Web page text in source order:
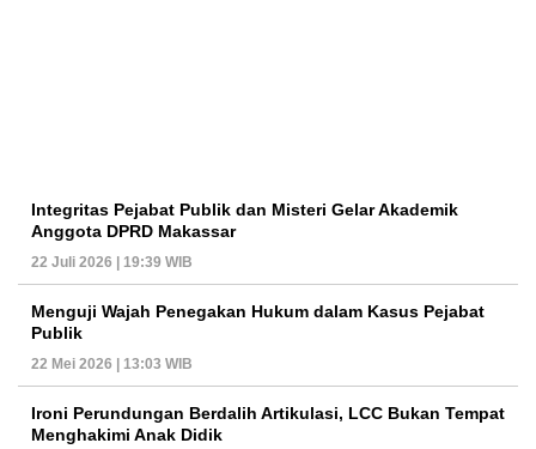
Integritas Pejabat Publik dan Misteri Gelar Akademik
Anggota DPRD Makassar
22 Juli 2026 | 19:39 WIB
Menguji Wajah Penegakan Hukum dalam Kasus Pejabat
Publik
22 Mei 2026 | 13:03 WIB
Ironi Perundungan Berdalih Artikulasi, LCC Bukan Tempat
Menghakimi Anak Didik